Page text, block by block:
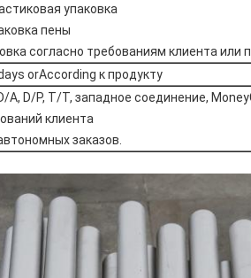
упаковка
пены
согласно требованиям клиента или
orAccording к продукту
A, D/P, T/T, западное соединение,
клиента
заказов.